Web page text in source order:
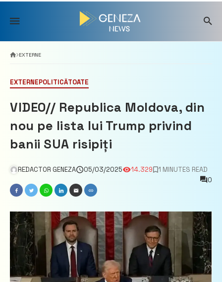
Skip
content
EXTERNE
EXTERNEPOLITICĂTOATE
VIDEO// Republica Moldova, din
nou pe lista lui Trump privind
banii SUA risipiți
REDACTOR GENEZA 05/03/2025 14.329
1 MINUTES READ
0